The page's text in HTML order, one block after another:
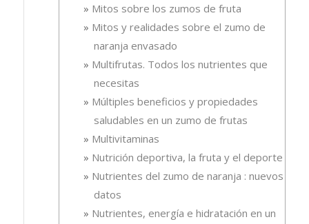
Mitos sobre los zumos de fruta
Mitos y realidades sobre el zumo de
naranja envasado
Multifrutas. Todos los nutrientes que
necesitas
Múltiples beneficios y propiedades
saludables en un zumo de frutas
Multivitaminas
Nutrición deportiva, la fruta y el deporte
Nutrientes del zumo de naranja : nuevos
datos
Nutrientes, energía e hidratación en un